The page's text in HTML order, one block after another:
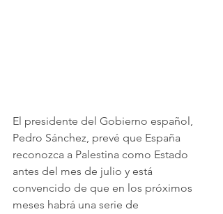
El presidente del Gobierno español,
Pedro Sánchez, prevé que España
reconozca a Palestina como Estado
antes del mes de julio y está
convencido de que en los próximos
meses habrá una serie de